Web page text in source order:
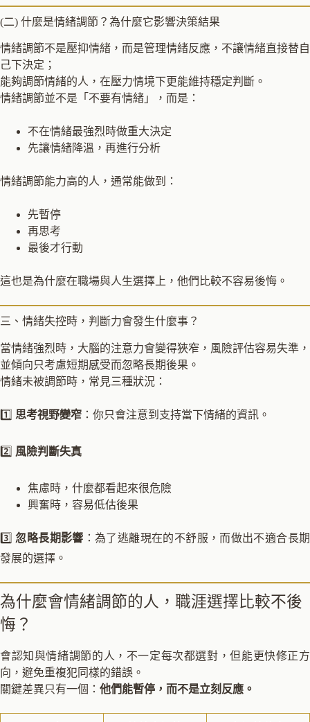
(二) 什麼是情緒調節？為什麼它影響決策結果
情緒調節不是壓抑情緒，而是管理情緒反應，不讓情緒直接替自
己下決定；
能夠調節情緒的人，在壓力情境下更能維持穩定判斷。
情緒調節並不是「不要有情緒」，而是：
不在情緒最強烈時做重大決定
先讓情緒降溫，再進行分析
情緒調節能力高的人，通常能做到：
先暫停
再思考
最後才行動
這也是為什麼在職場與人生選擇上，他們比較不容易後悔。
三、情緒失控時，判斷力會發生什麼事？
當情緒強烈時，大腦的注意力會變得狹窄，風險評估容易失準，
並傾向只考慮短期感受而忽略長期後果。
情緒未被調節時，常見三種狀況：
1️⃣ 思考視野變窄 ：你只會注意到支持當下情緒的資訊。
2️⃣ 風險判斷失真
焦慮時，什麼都看起來很危險
興奮時，容易低估後果
3️⃣ 忽略長期影響 ：為了逃離現在的不舒服，而做出不適合長期
發展的選擇。
為什麼會情緒調節的人，職涯選擇比較不後
悔？
會認知與情緒調節的人，不一定每次都選對，但能更快修正方
向，避免重複犯同樣的錯誤。
關鍵差異只有一個： 他們能暫停，而不是立刻反應。